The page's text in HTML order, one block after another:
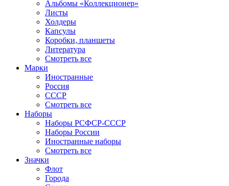
Альбомы «Коллекционер»
Листы
Холдеры
Капсулы
Коробки, планшеты
Литература
Смотреть все
Марки
Иностранные
Россия
СССР
Смотреть все
Наборы
Наборы РСФСР-СССР
Наборы России
Иностранные наборы
Смотреть все
Значки
Флот
Города